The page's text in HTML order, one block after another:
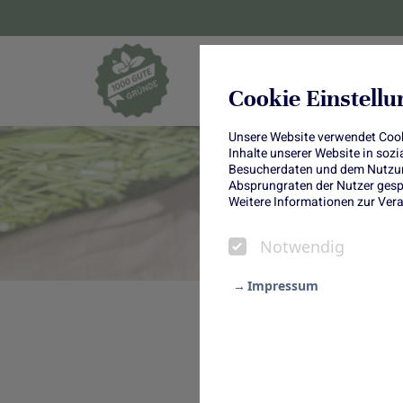
Cookie
Unsere Website verwendet
Inhalte unserer Website in
Besucherdaten und dem
Absprungraten der Nutzer
Weitere Informationen zur
Notwendig
Impressum